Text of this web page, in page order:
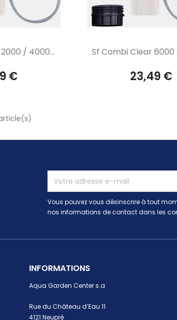
rapide/ 4000...
€
 Aperçu
Sf Combi Clear 6000
23,49 €
Vous pouvez vous désinscrire à tout
nos informations de contact dans les
INFORMATIONS
Aqua Garden Center s.a
Rue du Château d’Eau 11
4121 Neupré